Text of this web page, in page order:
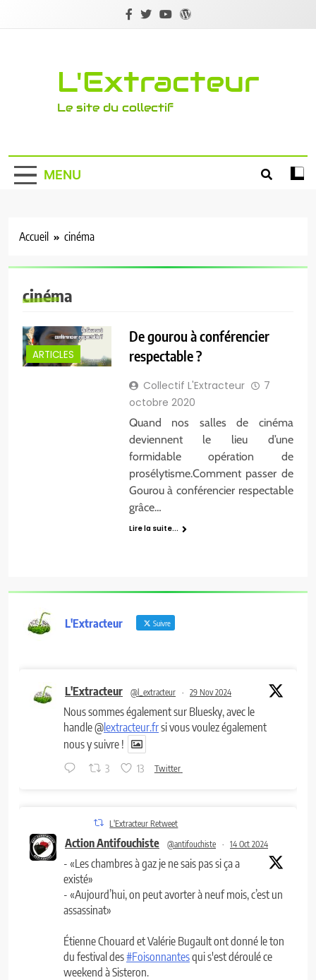
L'Extracteur
Le site du collectif
MENU
Accueil cinéma
cinéma
ARTICLES
De gourou à conférencier
respectable ?
Collectif L'Extracteur
7
octobre 2020
Quand nos salles de cinéma
deviennent le lieu d’une
formidable opération de
prosélytisme.Comment passer de
Gourou à conférencier respectable
grâce…
Lire la suite...
L'Extracteur Suivre
L'Extracteur @l_extracteur · 29 Nov 2024
Nous sommes également sur Bluesky, avec le
handle @lextracteur.frsi vous voulez également
nous y suivre !
3 13 Twitter
L'Extracteur Retweet
Action Antifouchiste @antifouchiste · 14 Oct 2024
- «Les chambres à gaz je ne sais pas si ça a
existé»
- «Aujourd’hui, on peut avorter à neuf mois, c’est un
assassinat»
Étienne Chouard et Valérie Bugault ont donné le ton
du festival des#Foisonnantesqui s'est déroulé ce
weekend à Sisteron.